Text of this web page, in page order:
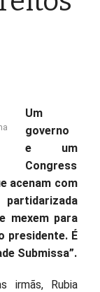
Um
governo
e um
Congress
acenam com
mexem para
presidente. É
Submissa”.
irmãs, Rubia